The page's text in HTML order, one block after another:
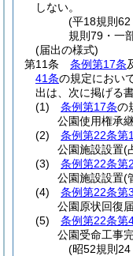
しない。
(平18規則
規則79・一
(届出の様式)
第11条
条例第17条
41条の規定におい
出は、次に掲げる
(1)
条例第17条の
公園使用権承
(2)
条例第22条第
公園施設設置(
(3)
条例第22条第
公園施設設置(
(4)
条例第22条第
公園原状回復届
(5)
条例第22条第
公園受命工事
(昭52規則24